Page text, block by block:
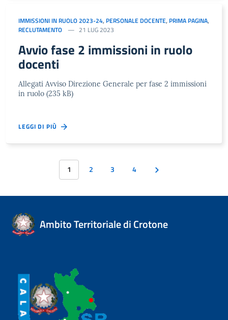
IMMISSIONI IN RUOLO 2023-24, PERSONALE DOCENTE, PRIMA PAGINA,
RECLUTAMENTO
21 LUG 2023
Avvio fase 2 immissioni in ruolo
docenti
Allegati Avviso Direzione Generale per fase 2 immissioni
in ruolo (235 kB)
LEGGI DI PIÙ
1 2 3 4
Ambito Territoriale di Crotone